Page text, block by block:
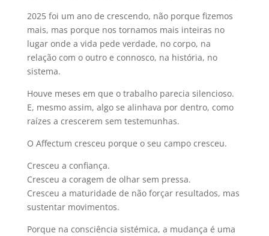
2025 foi um ano de crescendo, não porque fizemos
mais, mas porque nos tornamos mais inteiras no
lugar onde a vida pede verdade, no corpo, na
relação com o outro e connosco, na história, no
sistema.
Houve meses em que o trabalho parecia silencioso.
E, mesmo assim, algo se alinhava por dentro, como
raízes a crescerem sem testemunhas.
O Affectum cresceu porque o seu campo cresceu.
Cresceu a confiança.
Cresceu a coragem de olhar sem pressa.
Cresceu a maturidade de não forçar resultados, mas
sustentar movimentos.
Porque na consciência sistémica, a mudança é uma